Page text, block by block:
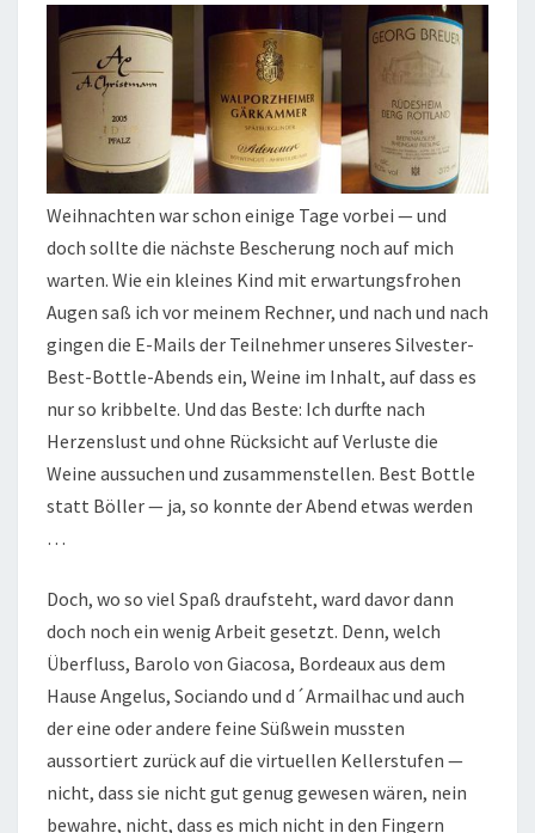
Weihnachten war schon einige Tage vorbei — und
doch sollte die nächste Bescherung noch auf mich
warten. Wie ein kleines Kind mit erwartungsfrohen
Augen saß ich vor meinem Rechner, und nach und nach
gingen die E-Mails der Teilnehmer unseres Silvester-
Best-Bottle-Abends ein, Weine im Inhalt, auf dass es
nur so kribbelte. Und das Beste: Ich durfte nach
Herzenslust und ohne Rücksicht auf Verluste die
Weine aussuchen und zusammenstellen. Best Bottle
statt Böller — ja, so konnte der Abend etwas werden
…
Doch, wo so viel Spaß draufsteht, ward davor dann
doch noch ein wenig Arbeit gesetzt. Denn, welch
Überfluss, Barolo von Giacosa, Bordeaux aus dem
Hause Angelus, Sociando und d´Armailhac und auch
der eine oder andere feine Süßwein mussten
aussortiert zurück auf die virtuellen Kellerstufen —
nicht, dass sie nicht gut genug gewesen wären, nein
bewahre, nicht, dass es mich nicht in den Fingern